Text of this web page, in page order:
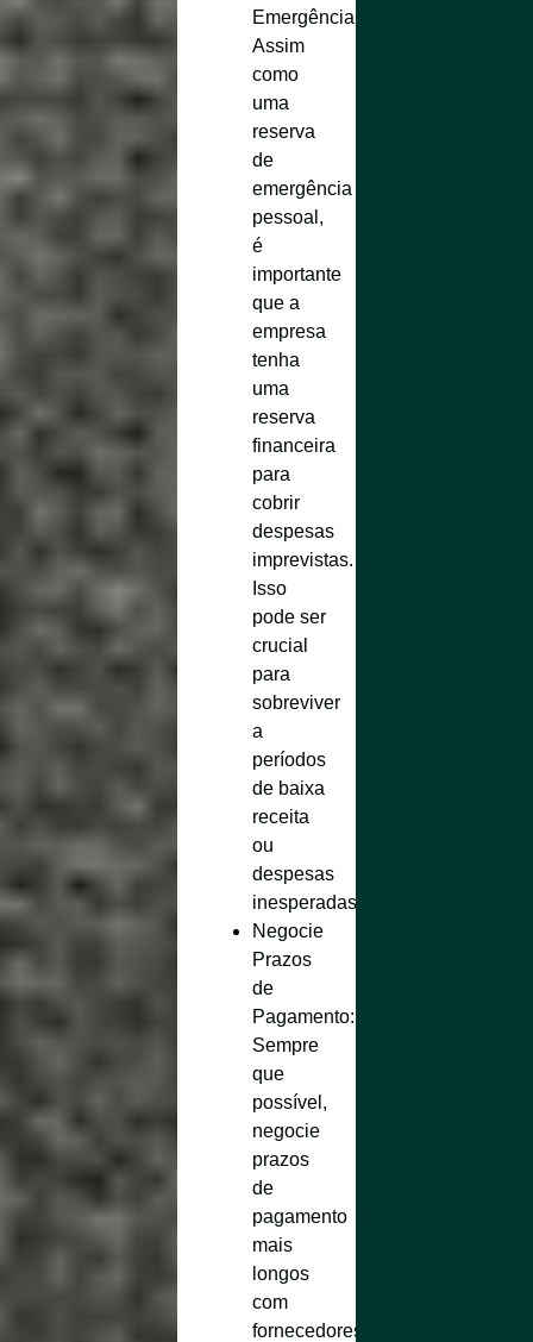
Emergência
Assim
como
uma
reserva
de
emergência
pessoal,
é
importante
que a
empresa
tenha
uma
reserva
financeira
para
cobrir
despesas
imprevistas.
Isso
pode ser
crucial
para
sobreviver
a
períodos
de baixa
receita
ou
despesas
inesperadas.
Negocie
Prazos
de
Pagamento:
Sempre
que
possível,
negocie
prazos
de
pagamento
mais
longos
com
fornecedores